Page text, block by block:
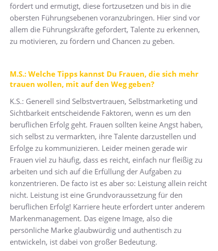
fördert und ermutigt, diese fortzusetzen und bis in die
obersten Führungsebenen voranzubringen. Hier sind vor
allem die Führungskräfte gefordert, Talente zu erkennen,
zu motivieren, zu fördern und Chancen zu geben.
M.S.: Welche Tipps kannst Du Frauen, die sich mehr
trauen wollen, mit auf den Weg geben?
K.S.: Generell sind Selbstvertrauen, Selbstmarketing und
Sichtbarkeit entscheidende Faktoren, wenn es um den
beruflichen Erfolg geht. Frauen sollten keine Angst haben,
sich selbst zu vermarkten, ihre Talente darzustellen und
Erfolge zu kommunizieren. Leider meinen gerade wir
Frauen viel zu häufig, dass es reicht, einfach nur fleißig zu
arbeiten und sich auf die Erfüllung der Aufgaben zu
konzentrieren. De facto ist es aber so: Leistung allein reicht
nicht. Leistung ist eine Grundvoraussetzung für den
beruflichen Erfolg! Karriere heute erfordert unter anderem
Markenmanagement. Das eigene Image, also die
persönliche Marke glaubwürdig und authentisch zu
entwickeln, ist dabei von großer Bedeutung.